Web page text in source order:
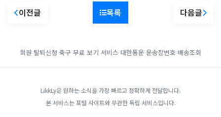
이전글 목록 다음글
회원 탈퇴신청 축구 무료 보기 서비스 대한통운 운송장번호 배송조회
LikkLy은 원하는 소식을 가장 빠르고 정확하게 전달합니다.
본 서비스는 포털 사이트와 무관한 독립 서비스입니다.